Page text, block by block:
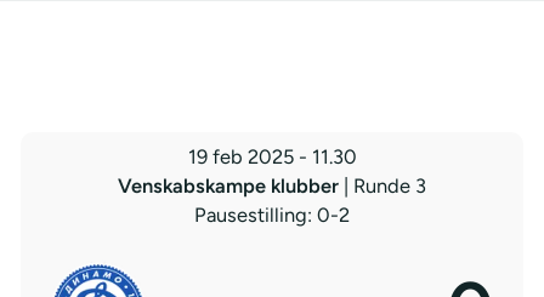
19 feb 2025 - 11.30
Venskabskampe klubber
| Runde 3
Pausestilling: 0-2